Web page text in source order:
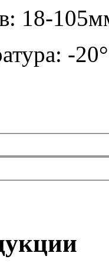
18-
-